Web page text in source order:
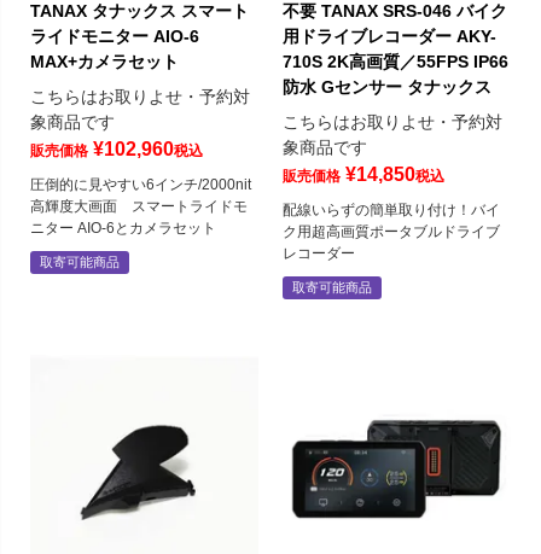
TANAX タナックス スマート
ライドモニター AIO-6
MAX+カメラセット
こちらはお取りよせ・予約対
象商品です
販売価格 ¥102,960税込
圧倒的に見やすい6インチ/2000nit
高輝度大画面 スマートライドモ
ニター AIO-6とカメラセット
取寄可能商品
不要 TANAX SRS-046 バイク
用ドライブレコーダー AKY-
710S 2K高画質／55FPS IP66
防水 Gセンサー タナックス
こちらはお取りよせ・予約対
象商品です
販売価格 ¥14,850税込
配線いらずの簡単取り付け！バイ
ク用超高画質ポータブルドライブ
レコーダー
取寄可能商品